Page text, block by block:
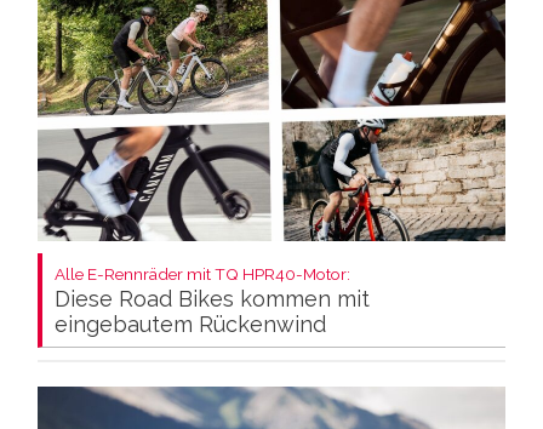
Alle E-Rennräder mit TQ HPR40-Motor:
Diese Road Bikes kommen mit
eingebautem Rückenwind